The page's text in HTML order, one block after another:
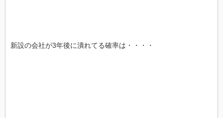
新設の会社が3年後に潰れてる確率は・・・・